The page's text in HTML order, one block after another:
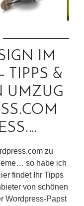
IM
TIPPS &
UMZUG
zu
so habe ich
findet Ihr Tipps
von schönen
Wordpress-Papst